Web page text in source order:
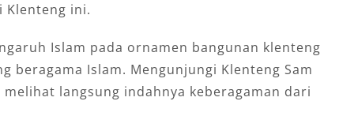
Klenteng ini.
Islam pada ornamen bangunan klenteng
beragama Islam. Mengunjungi Klenteng Sam
langsung indahnya keberagaman dari